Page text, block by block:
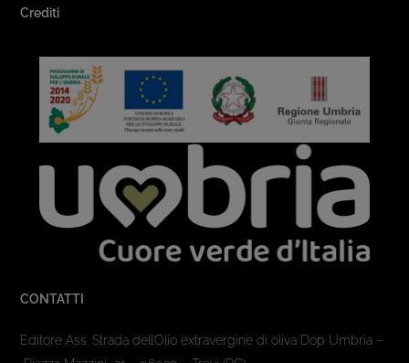
Crediti
CONTATTI
Editore Ass. Strada dell’Olio extravergine di oliva Dop Umbria –